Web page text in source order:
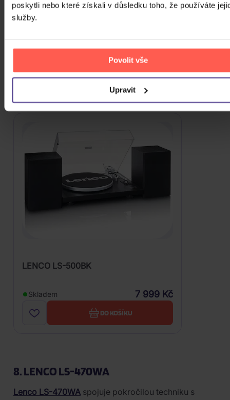
poskytli nebo které získali v důsledku toho, že používáte
služby.
Povolit vše
Upravit
Model Lenco LS-500BKmíří na posluchače, kteří to s
poslechem desek myslí vážněji. Jde o hi-fi gramofon
vyšší zvukovou kvalitu
výborným kandidátem. Posun ve zvuku je zde
LENCO LS-500BK
Skladem 7 999 Kč
DO KOŠÍKU
8. LENCO LS-470WA
Lenco LS-470WA spojuje pokročilou techniku s